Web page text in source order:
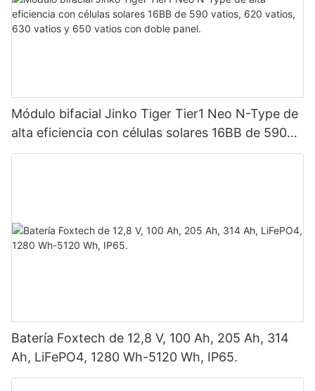
Módulo bifacial Jinko Tiger Tier1 Neo N-Type de
alta eficiencia con células solares 16BB de 590
vatios, 620 vatios, 630 vatios y 650 vatios con
Batería Foxtech de 12,8 V, 100 Ah, 205 Ah, 314
Ah, LiFePO4, 1280 Wh-5120 Wh, IP65.